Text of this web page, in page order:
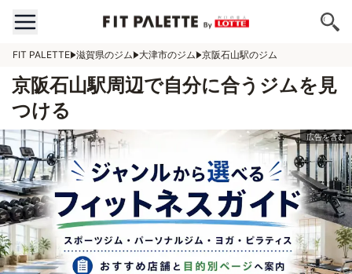
FIT PALETTE 滋賀県のジム 大津市のジム 京阪石山駅のジム
京阪石山駅周辺で自分に合うジムを見
つける